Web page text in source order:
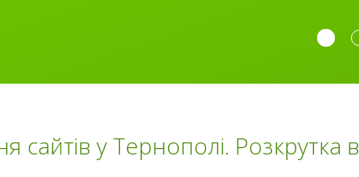
сайтів у Тернополі. Розкрутка